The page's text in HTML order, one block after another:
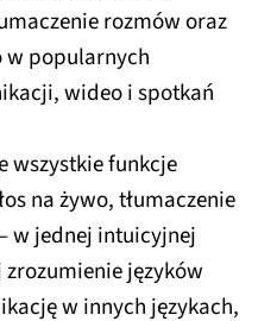
rozmów oraz
w popularnych
wideo i spotkań
wszystkie funkcje
na żywo, tłumaczenie
w jednej intuicyjnej
języków
w innych językach,